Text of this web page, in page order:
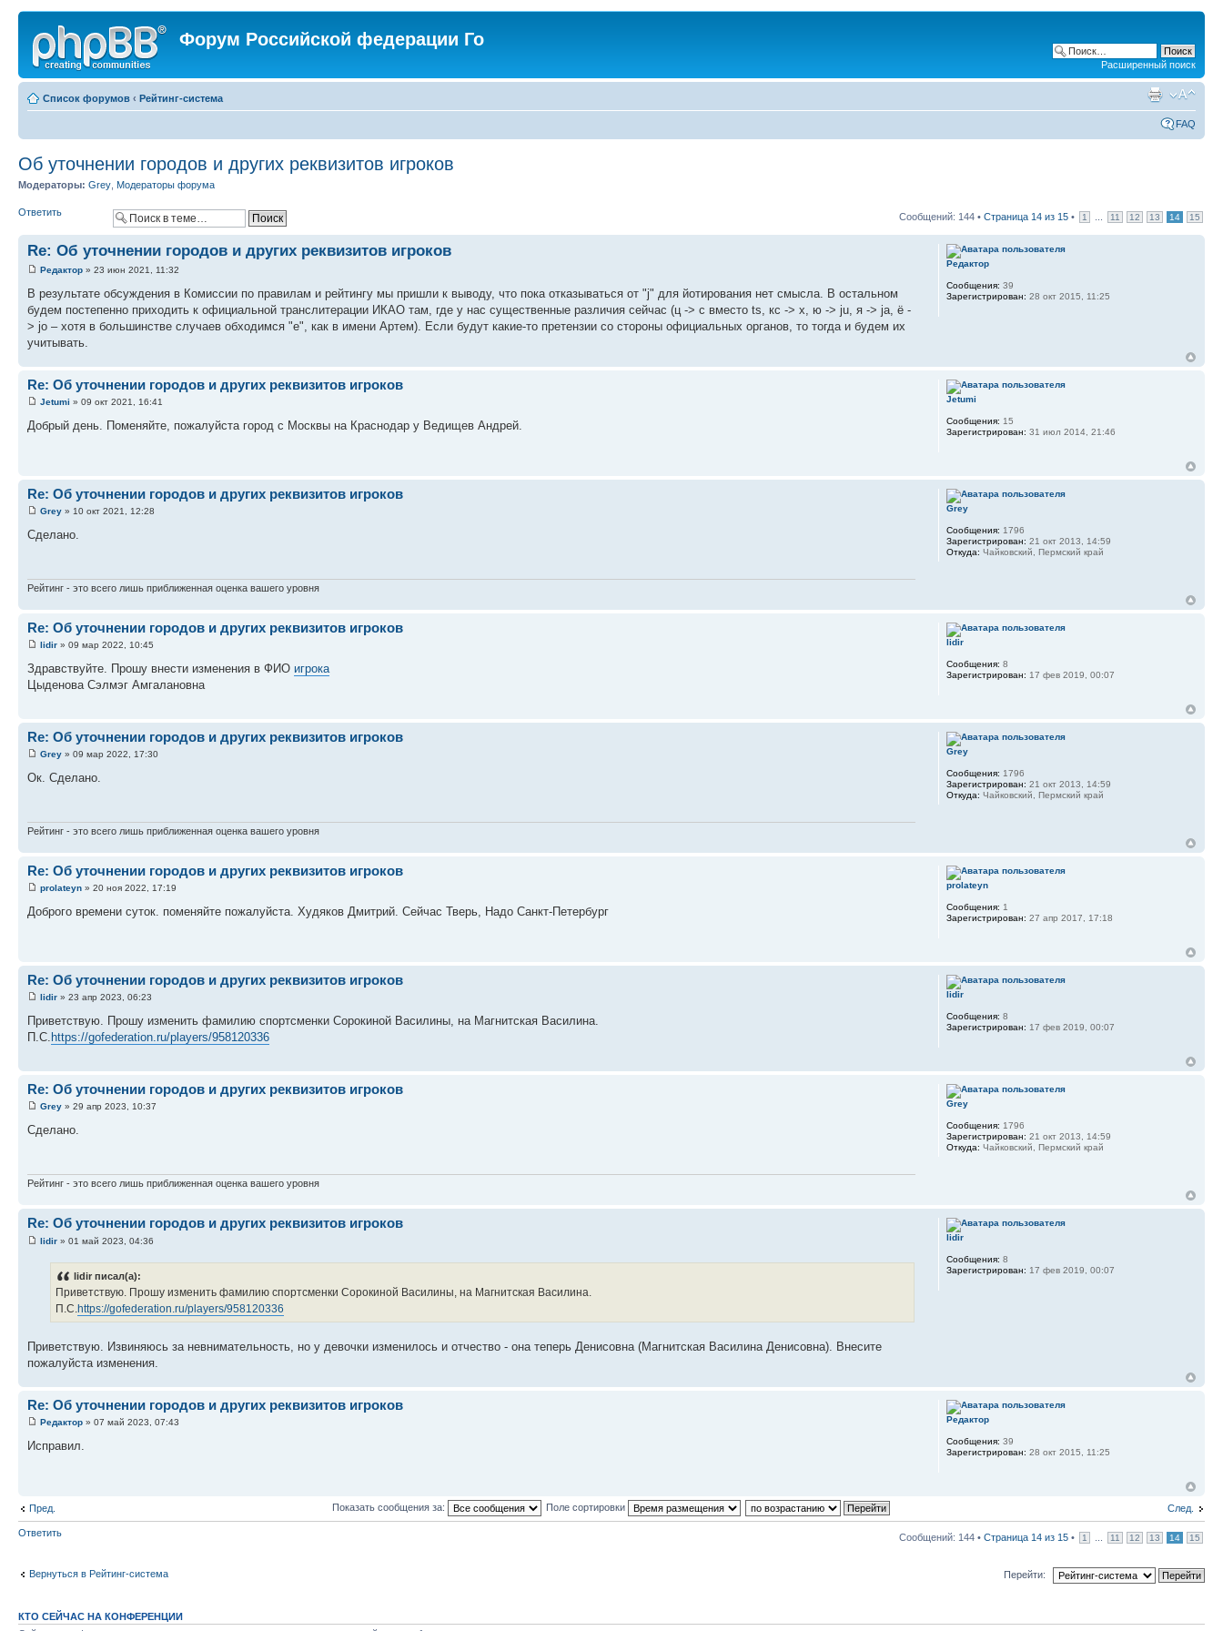
Форум Российской федерации Го
Расширенный поиск
Список форумов ‹ Рейтинг-система
FAQ
Об уточнении городов и других реквизитов игроков
Модераторы: Grey Модераторы форума
Ответить Сообщений: 144 • Страница 14 из 15 • 1 11 12 13 14 15
Re: Об уточнении городов и других реквизитов игроков
Редактор » 23 июн 2021, 11:32
В результате обсуждения в Комиссии по правилам и рейтингу мы пришли к выводу, что пока отказываться от "j" для йотирования нет смысла. В остальном
будем постепенно приходить к официальной транслитерации ИКАО там, где у нас существенные различия сейчас (ц -> c вместо ts, кс -> x, ю -> ju, я -> ja, ё -
> jo – хотя в большинстве случаев обходимся "е", как в имени Артем). Если будут какие-то претензии со стороны официальных органов, то тогда и будем их
учитывать.
Редактор
Сообщения: 39
Зарегистрирован: 28 окт 2015, 11:25
Re: Об уточнении городов и других реквизитов игроков
Jetumi » 09 окт 2021, 16:41
Добрый день. Поменяйте, пожалуйста город с Москвы на Краснодар у Ведищев Андрей.
Jetumi
Сообщения: 15
Зарегистрирован: 31 июл 2014, 21:46
Re: Об уточнении городов и других реквизитов игроков
Grey » 10 окт 2021, 12:28
Сделано.
Рейтинг - это всего лишь приближенная оценка вашего уровня
Grey
Сообщения: 1796
Зарегистрирован: 21 окт 2013, 14:59
Откуда: Чайковский, Пермский край
Re: Об уточнении городов и других реквизитов игроков
lidir » 09 мар 2022, 10:45
Здравствуйте. Прошу внести изменения в ФИО игрока
Цыденова Сэлмэг Амгалановна
lidir
Сообщения: 8
Зарегистрирован: 17 фев 2019, 00:07
Re: Об уточнении городов и других реквизитов игроков
Grey » 09 мар 2022, 17:30
Ок. Сделано.
Рейтинг - это всего лишь приближенная оценка вашего уровня
Grey
Сообщения: 1796
Зарегистрирован: 21 окт 2013, 14:59
Откуда: Чайковский, Пермский край
Re: Об уточнении городов и других реквизитов игроков
prolateyn » 20 ноя 2022, 17:19
Доброго времени суток. поменяйте пожалуйста. Худяков Дмитрий. Сейчас Тверь, Надо Санкт-Петербург
prolateyn
Сообщения: 1
Зарегистрирован: 27 апр 2017, 17:18
Re: Об уточнении городов и других реквизитов игроков
lidir » 23 апр 2023, 06:23
Приветствую. Прошу изменить фамилию спортсменки Сорокиной Василины, на Магнитская Василина.
П.С. https://gofederation.ru/players/958120336
lidir
Сообщения: 8
Зарегистрирован: 17 фев 2019, 00:07
Re: Об уточнении городов и других реквизитов игроков
Grey » 29 апр 2023, 10:37
Сделано.
Рейтинг - это всего лишь приближенная оценка вашего уровня
Grey
Сообщения: 1796
Зарегистрирован: 21 окт 2013, 14:59
Откуда: Чайковский, Пермский край
Re: Об уточнении городов и других реквизитов игроков
lidir » 01 май 2023, 04:36
lidir писал(а):
Приветствую. Прошу изменить фамилию спортсменки Сорокиной Василины, на Магнитская Василина.
П.С.https://gofederation.ru/players/958120336
Приветствую. Извиняюсь за невнимательность, но у девочки изменилось и отчество - она теперь Денисовна (Магнитская Василина Денисовна). Внесите
пожалуйста изменения.
lidir
Сообщения: 8
Зарегистрирован: 17 фев 2019, 00:07
Re: Об уточнении городов и других реквизитов игроков
Редактор » 07 май 2023, 07:43
Исправил.
Редактор
Сообщения: 39
Зарегистрирован: 28 окт 2015, 11:25
Пред. След.
Показать сообщения за: Поле сортировки
Ответить Сообщений: 144 • Страница 14 из 15 • 1 11 12 13 14 15
Вернуться в Рейтинг-система Перейти:
КТО СЕЙЧАС НА КОНФЕРЕНЦИИ